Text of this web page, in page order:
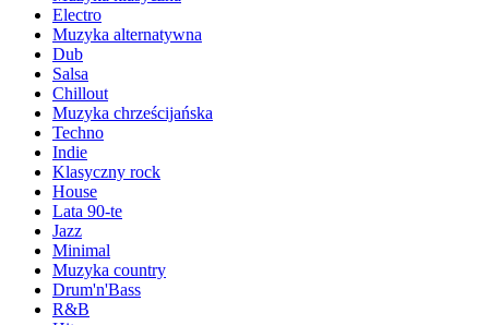
Electro
Muzyka alternatywna
Dub
Salsa
Chillout
Muzyka chrześcijańska
Techno
Indie
Klasyczny rock
House
Lata 90-te
Jazz
Minimal
Muzyka country
Drum'n'Bass
R&B